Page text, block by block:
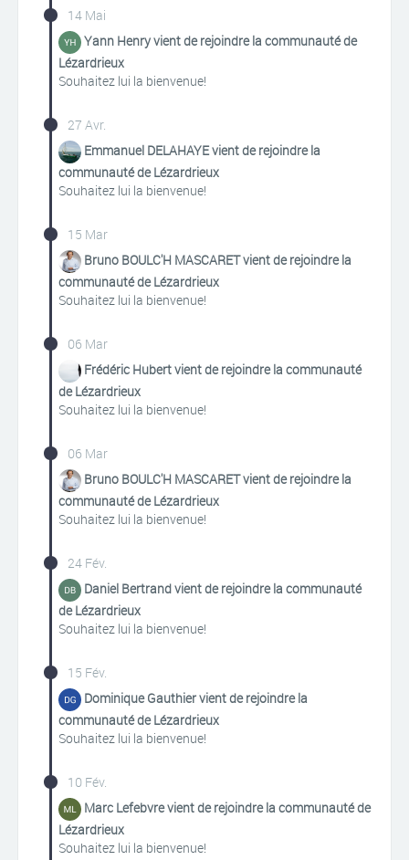
14 Mai
Yann Henry vient de rejoindre la communauté de
Lézardrieux
Souhaitez lui la bienvenue!
27 Avr.
Emmanuel DELAHAYE vient de rejoindre la
communauté de Lézardrieux
Souhaitez lui la bienvenue!
15 Mar
Bruno BOULC'H MASCARET vient de rejoindre la
communauté de Lézardrieux
Souhaitez lui la bienvenue!
06 Mar
Frédéric Hubert vient de rejoindre la communauté
de Lézardrieux
Souhaitez lui la bienvenue!
06 Mar
Bruno BOULC'H MASCARET vient de rejoindre la
communauté de Lézardrieux
Souhaitez lui la bienvenue!
24 Fév.
Daniel Bertrand vient de rejoindre la communauté
de Lézardrieux
Souhaitez lui la bienvenue!
15 Fév.
Dominique Gauthier vient de rejoindre la
communauté de Lézardrieux
Souhaitez lui la bienvenue!
10 Fév.
Marc Lefebvre vient de rejoindre la communauté de
Lézardrieux
Souhaitez lui la bienvenue!